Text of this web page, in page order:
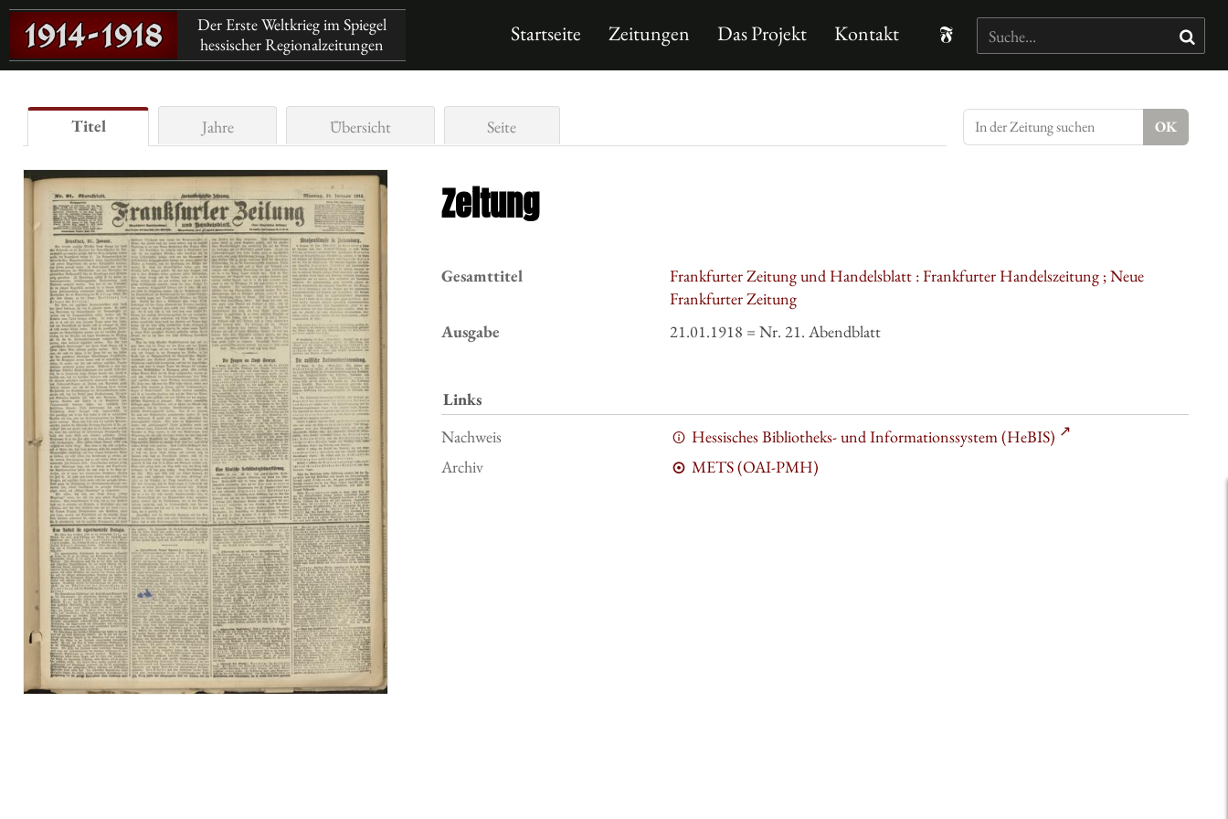
Der Erste Weltkrieg im Spiegel
hessischer Regionalzeitungen
Startseite Zeitungen Das Projekt Kontakt
Titel Jahre Übersicht Seite
Zeitung
Gesamttitel
Frankfurter Zeitung und Handelsblatt : Frankfurter Handelszeitung ; Neue
Frankfurter Zeitung
Ausgabe
21.01.1918 = Nr. 21. Abendblatt
Links
Nachweis
Hessisches Bibliotheks- und Informationssystem (HeBIS)
Archiv
METS (OAI-PMH)